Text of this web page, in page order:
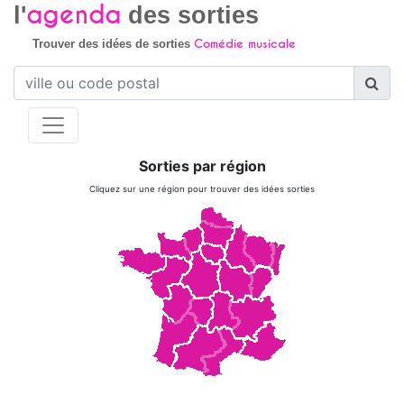
l'agenda des sorties
Trouver des idées de sorties Comédie musicale
Sorties par région
Cliquez sur une région pour trouver des idées sorties